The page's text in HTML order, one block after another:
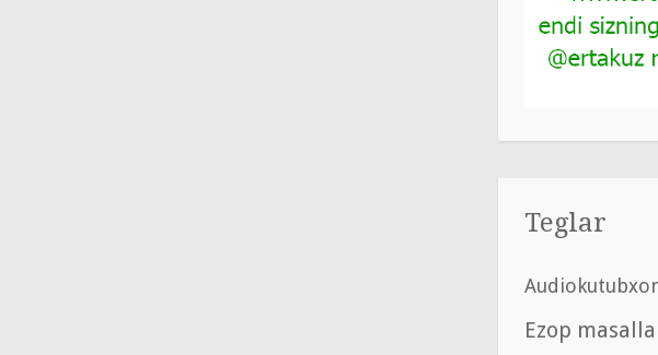
Teglar
Ezop